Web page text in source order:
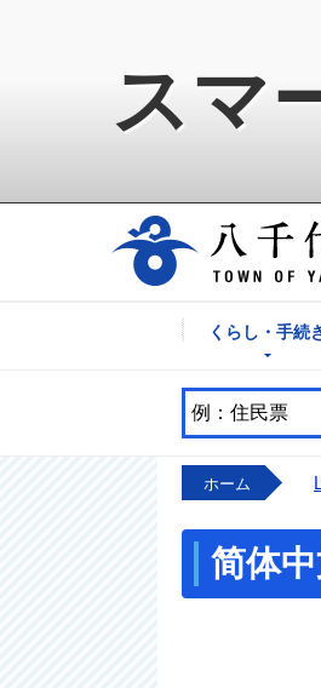
スマ
くらし・手続
ホーム
简体